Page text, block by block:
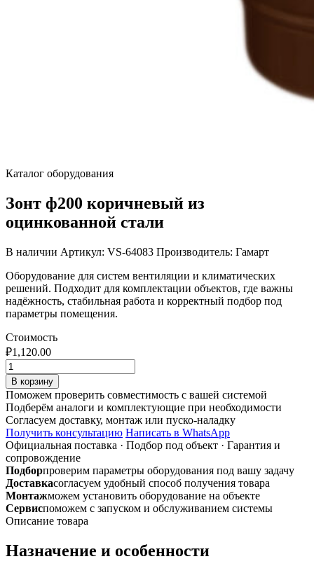
Каталог оборудования
Зонт ф200 коричневый из
оцинкованной стали
В наличии Артикул: VS-64083 Производитель: Гамарт
Оборудование для систем вентиляции и климатических
решений. Подходит для комплектации объектов, где важны
надёжность, стабильная работа и корректный подбор под
параметры помещения.
Стоимость
₽1,120.00
Количество
товара
Зонт
ф200
коричневый
из
оцинкованной
стали
В корзину
Поможем проверить совместимость с вашей системой
Подберём аналоги и комплектующие при необходимости
Согласуем доставку, монтаж или пуско-наладку
Получить консультацию Написать в WhatsApp
Официальная поставка · Подбор под объект · Гарантия и
сопровождение
Подборпроверим параметры оборудования под вашу задачу
Доставкасогласуем удобный способ получения товара
Монтажможем установить оборудование на объекте
Сервиспоможем с запуском и обслуживанием системы
Описание товара
Назначение и особенности